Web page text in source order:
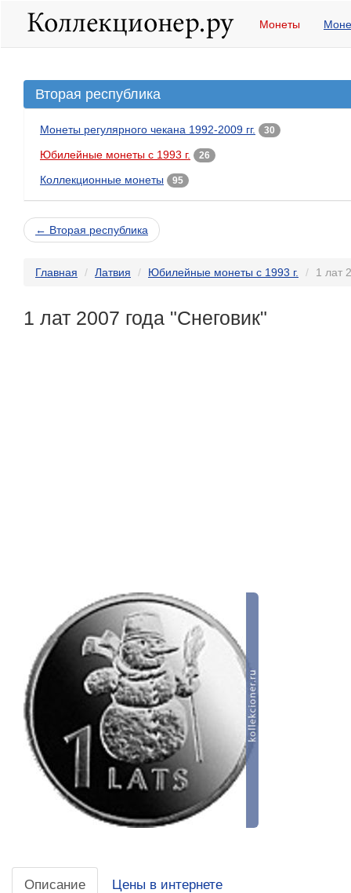
Монеты
Вторая республика
Монеты регулярного чекана 1992-2009 гг. 30
Юбилейные монеты с 1993 г. 26
Коллекционные монеты 95
← Вторая республика
Главная Латвия Юбилейные монеты с 1993 г. 1 лат
1 лат 2007 года "Снеговик"
Описание Цены в интернете